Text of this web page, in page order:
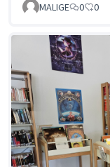
MALIGE 0 0